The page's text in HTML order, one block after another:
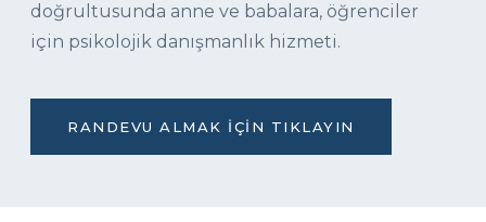
doğrultusunda anne ve babalara, öğrenciler
için psikolojik danışmanlık hizmeti.
RANDEVU ALMAK İÇIN TIKLAYIN